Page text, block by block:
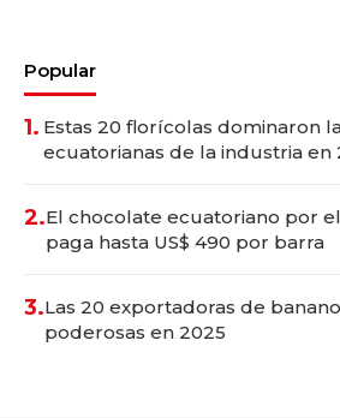
Popular
1. Estas 20 florícolas dominaron
ecuatorianas de la industria en
2.El chocolate ecuatoriano por
paga hasta US$ 490 por barra
3.Las 20 exportadoras de
poderosas en 2025